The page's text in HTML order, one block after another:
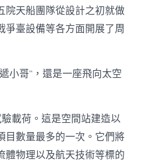
院天船團隊從設計之初就做
爭臺設備等各方面開展了周
小哥”，還是一座飛向太空
載荷。這是空間站建造以
目數量最多的一次。它們將
體物理以及航天技術等標的